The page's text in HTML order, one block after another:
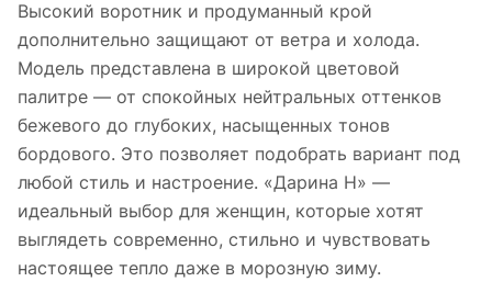
Высокий воротник и продуманный крой
дополнительно защищают от ветра и холода.
Модель представлена в широкой цветовой
палитре — от спокойных нейтральных оттенков
бежевого до глубоких, насыщенных тонов
бордового. Это позволяет подобрать вариант под
любой стиль и настроение. «Дарина Н» —
идеальный выбор для женщин, которые хотят
выглядеть современно, стильно и чувствовать
настоящее тепло даже в морозную зиму.